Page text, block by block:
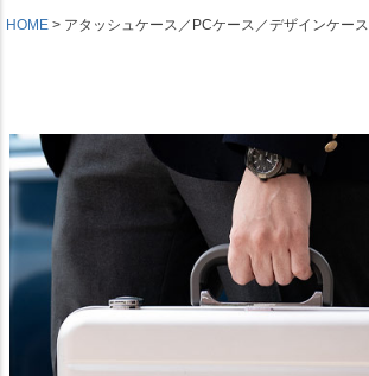
HOME アタッシュケース／PCケース／デザインケース